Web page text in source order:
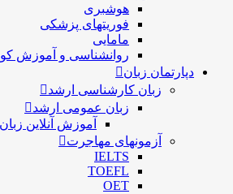
هوشبری
فوریتهای پزشکی
مامایی
روانشناسی و آموزش
دپارتمان زبان
زبان کارشناسی ارشد
زبان عمومی ارشد
آموزش آنلاین
آزمونهای مهاجرت
IELTS
TOEFL
OET